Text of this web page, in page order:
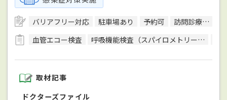
バリアフリー対応 駐車場あり 予約可 訪問診療可
血管エコー検査
呼吸機能検査（スパイロメトリー）
取材記事
ドクターズファイル